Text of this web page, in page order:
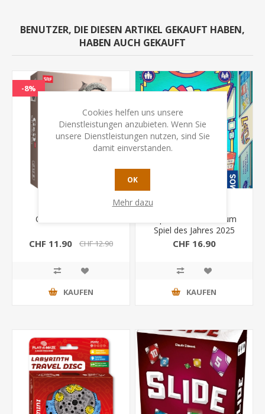
BENUTZER, DIE DIESEN ARTIKEL GEKAUFT HABEN,
HABEN AUCH GEKAUFT
-8%
G&G - Ich oder Du
CHF 11.90 CHF 12.90
KAUFEN
Flip 7 - Nominiert zum
Spiel des Jahres 2025
CHF 16.90
KAUFEN
Cookies helfen uns unsere
Dienstleistungen anzubieten. Wenn Sie
unsere Dienstleistungen nutzen, sind Sie
damit einverstanden.
OK
Mehr dazu